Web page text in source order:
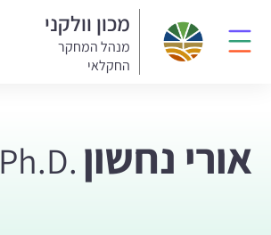
מכון וולקני
מנהל המחקר
החקלאי
אורי נחשון Ph.D.